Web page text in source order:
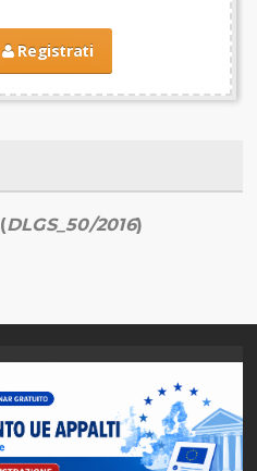
Registrati
(DLGS_50/2016)